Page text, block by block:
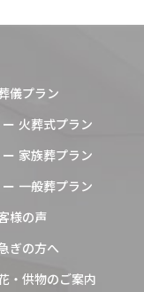
儀プラン
火葬式プラン
家族葬プラン
一般葬プラン
様の声
ぎの方へ
・供物のご案内